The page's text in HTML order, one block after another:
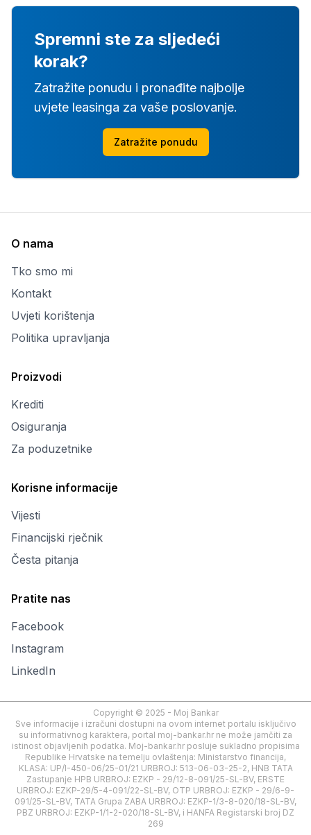
Spremni ste za sljedeći
korak?
Zatražite ponudu i pronađite najbolje
uvjete leasinga za vaše poslovanje.
Zatražite ponudu
O nama
Tko smo mi
Kontakt
Uvjeti korištenja
Politika upravljanja
Proizvodi
Krediti
Osiguranja
Za poduzetnike
Korisne informacije
Vijesti
Financijski rječnik
Česta pitanja
Pratite nas
Facebook
Instagram
LinkedIn
Copyright © 2025 - Moj Bankar
Sve informacije i izračuni dostupni na ovom internet portalu isključivo
su informativnog karaktera, portal moj-bankar.hr ne može jamčiti za
istinost objavljenih podatka. Moj-bankar.hr posluje sukladno propisima
Republike Hrvatske na temelju ovlaštenja: Ministarstvo financija,
KLASA: UP/I-450-06/25-01/21 URBROJ: 513-06-03-25-2, HNB TATA
Zastupanje HPB URBROJ: EZKP - 29/12-8-091/25-SL-BV, ERSTE
URBROJ: EZKP-29/5-4-091/22-SL-BV, OTP URBROJ: EZKP - 29/6-9-
091/25-SL-BV, TATA Grupa ZABA URBROJ: EZKP-1/3-8-020/18-SL-BV,
PBZ URBROJ: EZKP-1/1-2-020/18-SL-BV, i HANFA Registarski broj DZ
269